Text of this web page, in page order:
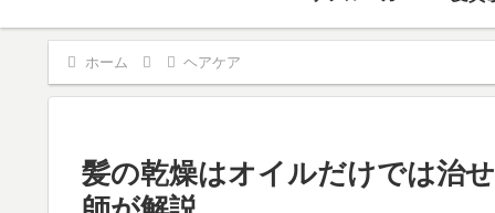
ホーム ヘアケア
髪の乾燥はオイルだけでは治